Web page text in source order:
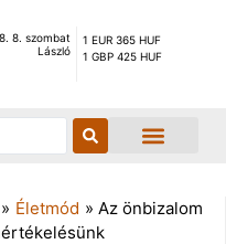
8. szombat
László
1 EUR 365 HUF
1 GBP 425 HUF
» Életmód » Az önbizalom